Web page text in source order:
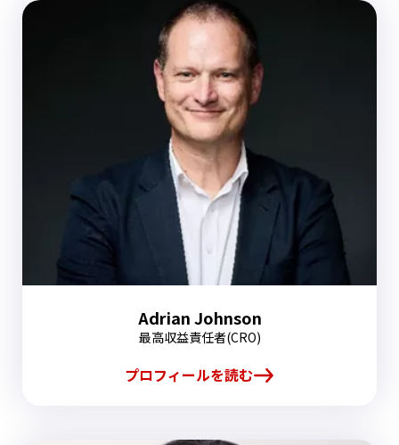
Adrian Johnson
最高収益責任者(CRO)
プロフィールを読む